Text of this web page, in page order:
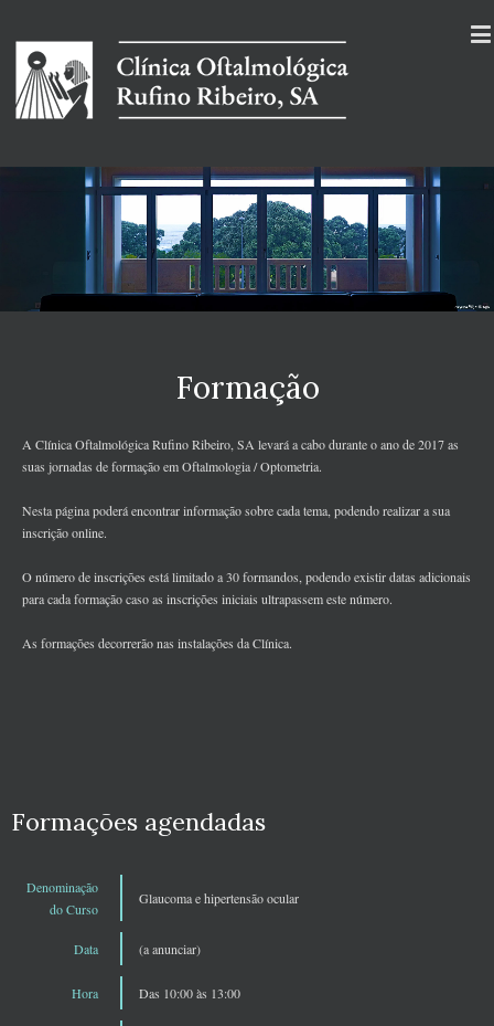
Formação
A Clínica Oftalmológica Rufino Ribeiro, SA levará a cabo durante o ano de 2017 as
suas jornadas de formação em Oftalmologia / Optometria.
Nesta página poderá encontrar informação sobre cada tema, podendo realizar a sua
inscrição online.
O número de inscrições está limitado a 30 formandos, podendo existir datas adicionais
para cada formação caso as inscrições iniciais ultrapassem este número.
As formações decorrerão nas instalações da Clínica.
Formações agendadas
Denominação
do Curso
Glaucoma e hipertensão ocular
Data (a anunciar)
Hora Das 10:00 às 13:00